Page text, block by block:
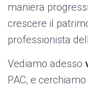
maniera
crescere il
professionista
Vediamo adesso
PAC, e